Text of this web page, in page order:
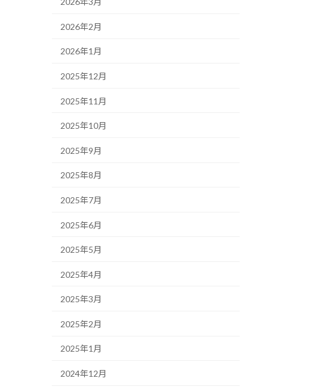
2026年2月
2026年1月
2025年12月
2025年11月
2025年10月
2025年9月
2025年8月
2025年7月
2025年6月
2025年5月
2025年4月
2025年3月
2025年2月
2025年1月
2024年12月